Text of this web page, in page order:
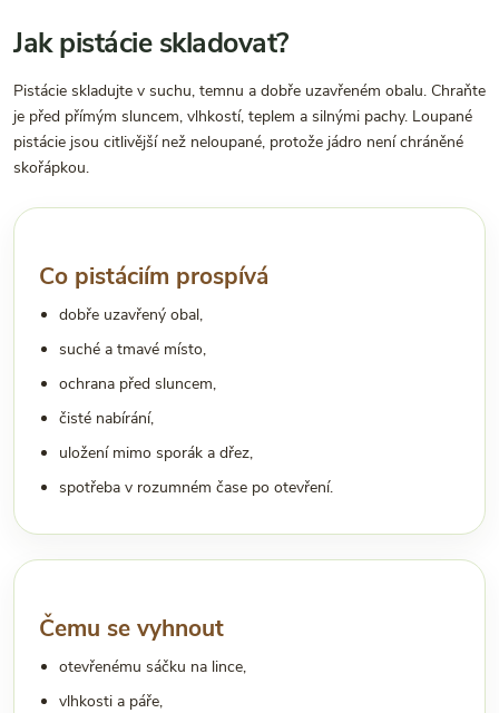
Jak pistácie skladovat?
Pistácie skladujte v suchu, temnu a dobře uzavřeném obalu. Chraňte
je před přímým sluncem, vlhkostí, teplem a silnými pachy. Loupané
pistácie jsou citlivější než neloupané, protože jádro není chráněné
skořápkou.
Co pistáciím prospívá
dobře uzavřený obal,
suché a tmavé místo,
ochrana před sluncem,
čisté nabírání,
uložení mimo sporák a dřez,
spotřeba v rozumném čase po otevření.
Čemu se vyhnout
otevřenému sáčku na lince,
vlhkosti a páře,